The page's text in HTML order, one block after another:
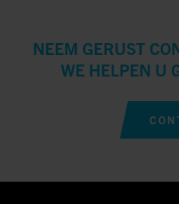
NEEM GERUST
WE HELPEN U